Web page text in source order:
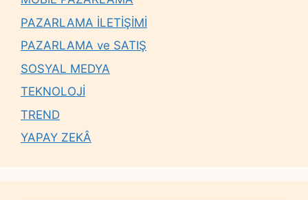
PAZARLAMA İLETİŞİMİ
PAZARLAMA ve SATIŞ
SOSYAL MEDYA
TEKNOLOJİ
TREND
YAPAY ZEKÂ